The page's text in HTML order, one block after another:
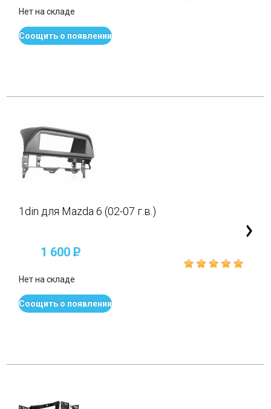
Нет на складе
Соощить о появлении
1din для Mazda 6 (02-07 г.в.)
1 600P
Нет на складе
Соощить о появлении